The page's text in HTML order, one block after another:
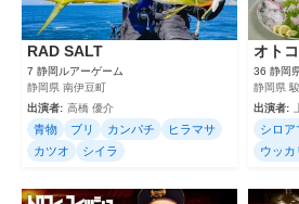
RAD SALT
7 静岡ルアーゲーム
静岡県 南伊豆町
出演者: 高橋 優介
青物 ブリ カンパチ
ヒラマサ
カツオ
シイラ
オト
36 静岡
静岡県
出演者:
シロア
ウッカ